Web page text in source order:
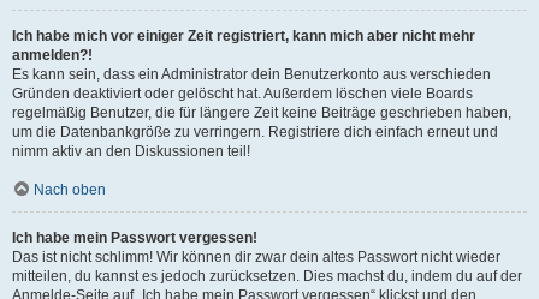
Ich habe mich vor einiger Zeit registriert, kann mich aber nicht mehr
anmelden?!
Es kann sein, dass ein Administrator dein Benutzerkonto aus verschieden
Gründen deaktiviert oder gelöscht hat. Außerdem löschen viele Boards
regelmäßig Benutzer, die für längere Zeit keine Beiträge geschrieben haben,
um die Datenbankgröße zu verringern. Registriere dich einfach erneut und
nimm aktiv an den Diskussionen teil!
Nach oben
Ich habe mein Passwort vergessen!
Das ist nicht schlimm! Wir können dir zwar dein altes Passwort nicht wieder
mitteilen, du kannst es jedoch zurücksetzen. Dies machst du, indem du auf der
Anmelde-Seite auf „Ich habe mein Passwort vergessen“ klickst und den